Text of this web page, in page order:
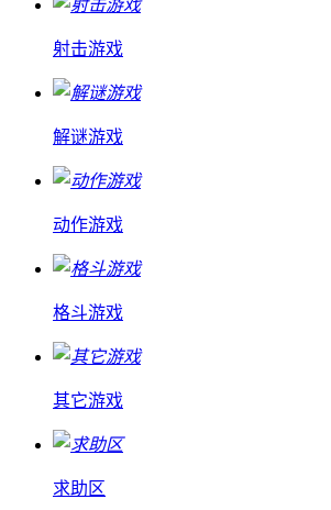
射击游戏
解谜游戏
动作游戏
格斗游戏
其它游戏
求助区